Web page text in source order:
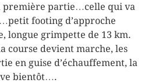
première partie…celle qui va
footing d’approche
longue grimpette de 13 km.
course devient marche, les
en guise d’échauffement, la
bientôt….